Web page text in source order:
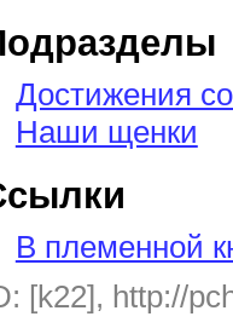
Достижения
Наши щенки
В племенной
[k22], http://